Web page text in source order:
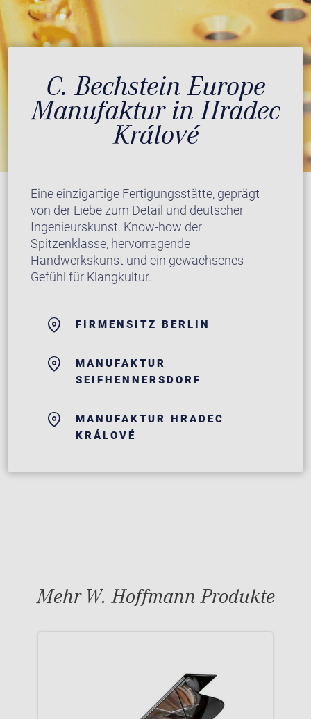
C. Bechstein Europe
Manufaktur in Hradec
Králové
Eine einzigartige Fertigungsstätte, geprägt
von der Liebe zum Detail und deutscher
Ingenieurskunst. Know-how der
Spitzenklasse, hervorragende
Handwerkskunst und ein gewachsenes
Gefühl für Klangkultur.
FIRMENSITZ BERLIN
MANUFAKTUR
SEIFHENNERSDORF
MANUFAKTUR HRADEC
KRÁLOVÉ
Mehr W. Hoffmann Produkte